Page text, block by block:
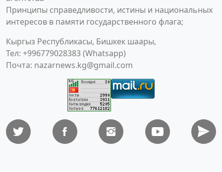
Принципы справедливости, истины и национальных
интересов в памяти государственного флага;
Кыргыз Республикасы, Бишкек шаары,
Тел: +996779028383 (Whatsapp)
Почта: nazarnews.kg@gmail.com